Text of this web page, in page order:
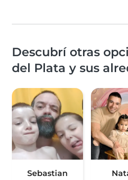
Descubrí otras
del Plata y sus
Sebastian